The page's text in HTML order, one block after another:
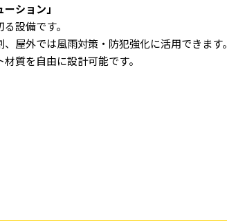
ション」
設備です。
屋外では風雨対策・防犯強化に活用できます。
質を自由に設計可能です。